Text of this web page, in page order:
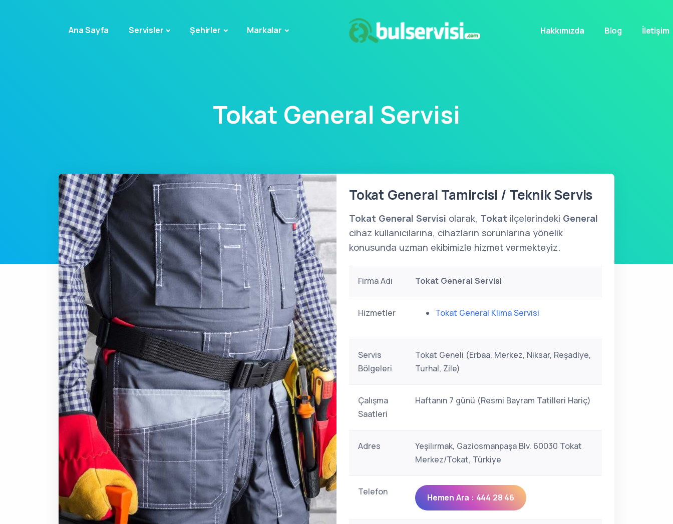
Ana Sayfa Servisler Şehirler Markalar Hakkımızda Blog İletişim
Tokat General Servisi
Tokat General Tamircisi / Teknik Servis
Tokat General Servisi olarak, Tokat ilçelerindeki General
cihaz kullanıcılarına, cihazların sorunlarına yönelik
konusunda uzman ekibimizle hizmet vermekteyiz.
Firma Adı Tokat General Servisi
Hizmetler Tokat General Klima Servisi
Servis
Bölgeleri
Tokat Geneli (Erbaa, Merkez, Niksar, Reşadiye,
Turhal, Zile)
Çalışma
Saatleri
Haftanın 7 günü (Resmi Bayram Tatilleri Hariç)
Adres
Yeşilırmak, Gaziosmanpaşa Blv. 60030 Tokat
Merkez/Tokat, Türkiye
Telefon
Hemen Ara : 444 28 46